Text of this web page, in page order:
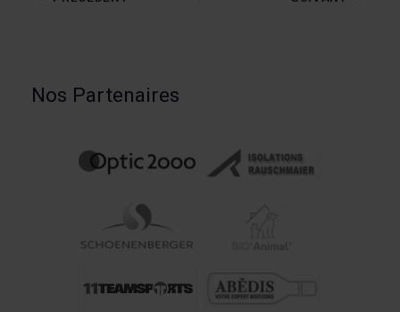
Nos Partenaires